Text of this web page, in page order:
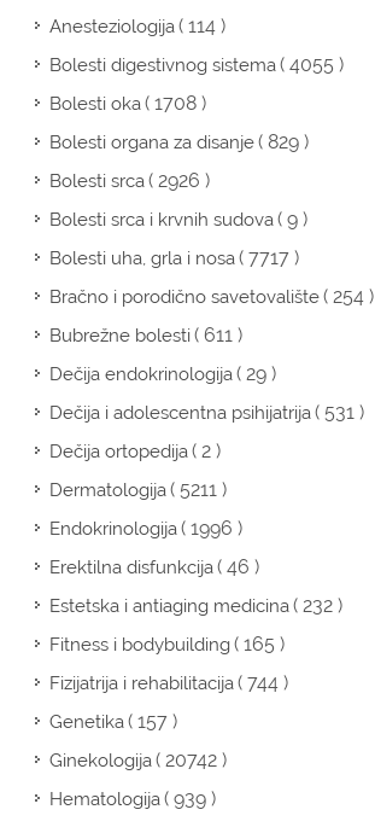
Anesteziologija( 114 )
Bolesti digestivnog sistema( 4055 )
Bolesti oka( 1708 )
Bolesti organa za disanje( 829 )
Bolesti srca( 2926 )
Bolesti srca i krvnih sudova( 9 )
Bolesti uha, grla i nosa( 7717 )
Bračno i porodično savetovalište( 254 )
Bubrežne bolesti( 611 )
Dečija endokrinologija( 29 )
Dečija i adolescentna psihijatrija( 531 )
Dečija ortopedija( 2 )
Dermatologija( 5211 )
Endokrinologija( 1996 )
Erektilna disfunkcija( 46 )
Estetska i antiaging medicina( 232 )
Fitness i bodybuilding( 165 )
Fizijatrija i rehabilitacija( 744 )
Genetika( 157 )
Ginekologija( 20742 )
Hematologija( 939 )